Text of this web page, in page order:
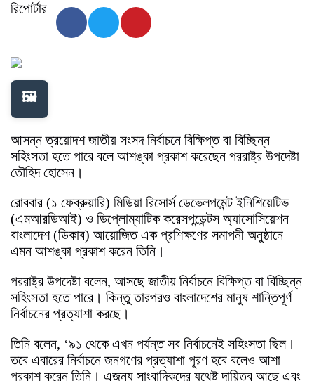
🖼️
আসন্ন ত্রয়োদশ জাতীয় সংসদ নির্বাচনে বিক্ষিপ্ত বা বিচ্ছিন্ন
সহিংসতা হতে পারে বলে আশঙ্কা প্রকাশ করেছেন পররাষ্ট্র উপদেষ্টা
তৌহিদ হোসেন।
রোববার (১ ফেব্রুয়ারি) মিডিয়া রিসোর্স ডেভেলপমেন্ট ইনিশিয়েটিভ
(এমআরডিআই) ও ডিপ্লোম্যাটিক করেসপন্ডেন্টস অ্যাসোসিয়েশন
বাংলাদেশ (ডিকাব) আয়োজিত এক প্রশিক্ষণের সমাপনী অনুষ্ঠানে
এমন আশঙ্কা প্রকাশ করেন তিনি।
পররাষ্ট্র উপদেষ্টা বলেন, আসছে জাতীয় নির্বাচনে বিক্ষিপ্ত বা বিচ্ছিন্ন
সহিংসতা হতে পারে। কিন্তু তারপরও বাংলাদেশের মানুষ শান্তিপূর্ণ
নির্বাচনের প্রত্যাশা করছে।
তিনি বলেন, ‘৯১ থেকে এখন পর্যন্ত সব নির্বাচনেই সহিংসতা ছিল।
তবে এবারের নির্বাচনে জনগণের প্রত্যাশা পূরণ হবে বলেও আশা
প্রকাশ করেন তিনি। এজন্য সাংবাদিকদের যথেষ্ট দায়িত্ব আছে এবং